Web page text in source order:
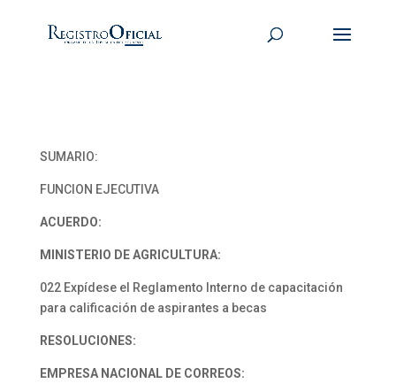
SUMARIO:
FUNCION EJECUTIVA
ACUERDO:
MINISTERIO DE AGRICULTURA:
022 Expídese el Reglamento Interno de capacitación
para calificación de aspirantes a becas
RESOLUCIONES:
EMPRESA NACIONAL DE CORREOS: